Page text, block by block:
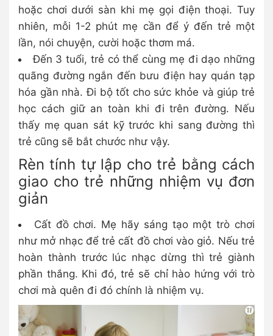
hoặc chơi dưới sàn khi mẹ gọi điện thoại. Tuy
nhiên, mỗi 1-2 phút mẹ cần để ý đến trẻ một
lần, nói chuyện, cười hoặc thơm má.
Đến 3 tuổi, trẻ có thể cùng mẹ đi dạo những
quãng đường ngắn đến bưu điện hay quán tạp
hóa gần nhà. Đi bộ tốt cho sức khỏe và giúp trẻ
học cách giữ an toàn khi đi trên đường. Nếu
thấy mẹ quan sát kỹ trước khi sang đường thì
trẻ cũng sẽ bắt chước như vậy.
Rèn tính tự lập cho trẻ bằng cách
giao cho trẻ những nhiệm vụ đơn
giản
Cất đồ chơi. Mẹ hãy sáng tạo một trò chơi
như mở nhạc để trẻ cất đồ chơi vào giỏ. Nếu trẻ
hoàn thành trước lúc nhạc dừng thì trẻ giành
phần thắng. Khi đó, trẻ sẽ chỉ hào hứng với trò
chơi mà quên đi đó chính là nhiệm vụ.